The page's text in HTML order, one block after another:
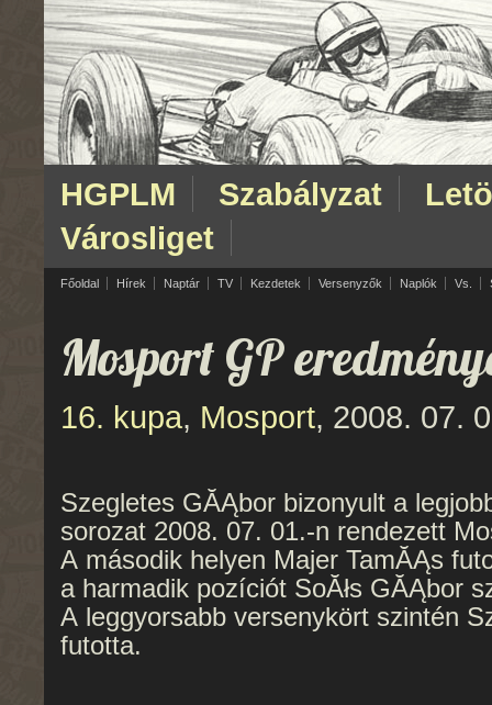
HGPLM Szabályzat
Városliget
Főoldal Hírek Naptár TV Kezdetek Versenyzők Naplók Vs.
Mosport GP
16. kupa, Mosport, 2008. 07.
Szegletes GĂĄbor bizonyult a
sorozat 2008. 07. 01.-n rendezett
A második helyen Majer TamĂĄs
a harmadik pozíciót SoĂłs GĂĄbor
A leggyorsabb versenykört szintén
futotta.